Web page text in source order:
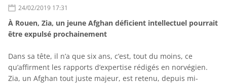
24/02/2019 17:31
À Rouen, Zia, un jeune Afghan déficient intellectuel pourrait
être expulsé prochainement
Dans sa tête, il n’a que six ans, c’est, tout du moins, ce
qu’affirment les rapports d’expertise rédigés en norvégien.
Zia, un Afghan tout juste majeur, est retenu, depuis mi-